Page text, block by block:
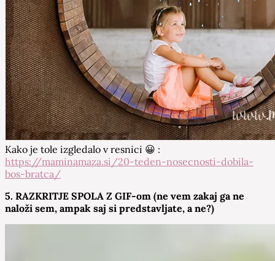
Kako je tole izgledalo v resnici 😀 :
https://maminamaza.si/20-teden-nosecnosti-dobila-
bos-bratca/
5. RAZKRITJE SPOLA Z GIF-om (ne vem zakaj ga ne
naloži sem, ampak saj si predstavljate, a ne?)